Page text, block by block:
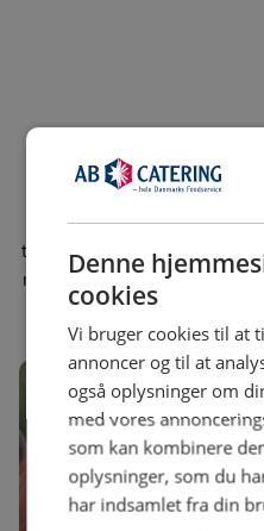
Vi organiserer i alt
Danmark, hvor et væld af
tiltrækker tusindvis af
nyeste inden for
os på øvrige
Denne
cookies
Vi bruger cookies til at
annoncer og til at
også oplysninger om
med vores
som kan kombinere
oplysninger, som du
har indsamlet fra din